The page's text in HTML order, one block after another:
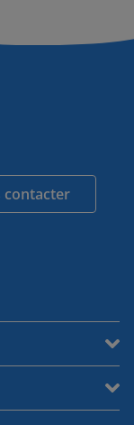
contacter